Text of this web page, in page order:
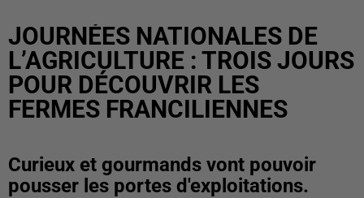
JOURNÉES NATIONALES DE
L’AGRICULTURE : TROIS JOURS
POUR DÉCOUVRIR LES
FERMES FRANCILIENNES
Curieux et gourmands vont pouvoir
pousser les portes d'exploitations.